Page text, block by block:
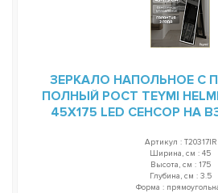
ЗЕРКАЛО НАПОЛЬНОЕ С
ПОЛНЫЙ РОСТ TEYMI HELMI
45Х175 LED СЕНСОР НА
Артикул : T20317IR
Ширина, см : 45
Высота, см : 175
Глубина, см : 3.5
Форма :